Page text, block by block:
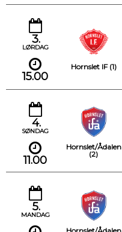
3.
LØRDAG
15.00
Hornslet IF (1)
4.
SØNDAG
11.00
Hornslet/Ådalen
(2)
5.
MANDAG